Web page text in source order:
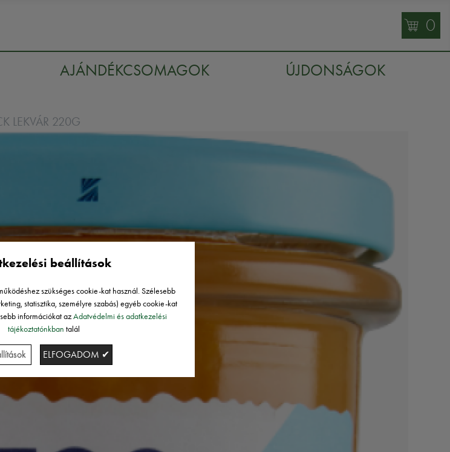
0
AJÁNDÉKCSOMAGOK ÚJDONSÁGOK
LEKVÁR 220G
beállítások
szükséges cookie-kat használ. Szélesebb
statisztika, személyre szabás) egyéb cookie-kat
információkat azAdatvédelmi és adatkezelési
tájékoztatónkban talál
ELFOGADOM ✔